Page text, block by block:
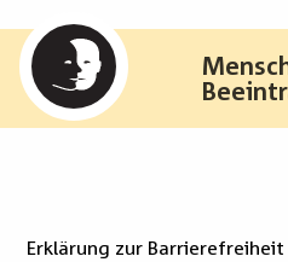
Erklärung zur Barrierefreiheit